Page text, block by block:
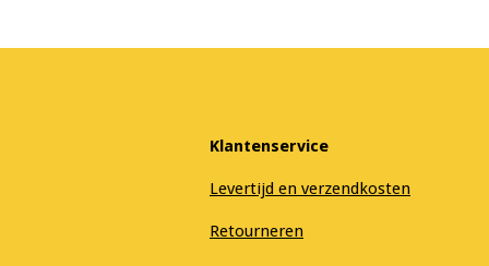
Klantenservice
Levertijd en verzendkosten
Retourneren